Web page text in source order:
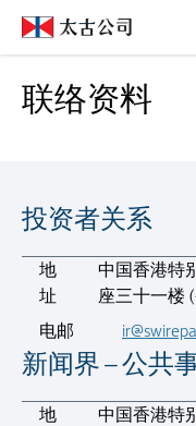
联络资料 | 太古公司
联络资料
联络资料
投资者关系
投资者关系
地
址
中国香港特
座三十一楼
电邮
新闻界 – 公共事务部
新闻界 – 公共
地
中国香港特